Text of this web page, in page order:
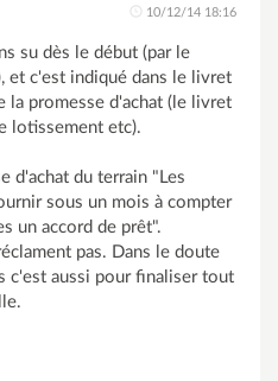
10/12/14 18:16
su dès le début (par le
et c'est indiqué dans le livret
la promesse d'achat (le livret
lotissement etc).
d'achat du terrain "Les
sous un mois à compter
un accord de prêt".
pas. Dans le doute
c'est aussi pour finaliser tout